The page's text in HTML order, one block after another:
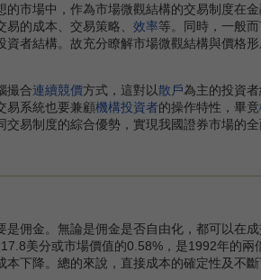
的市場中，作為市場微觀結構的交易制度在
的成本、交易策略、 效率等。同時，一般
者結構。故充分瞭解市場微觀結構與價格
撮合連續競價方式，這對以散戶為主的投資
易系統也要兼顧機構投資者的操作特性，畢竟
易制度的綜合優勢，實現我國證券市場的全
是佣金。無論是佣金是否自由化，都可以在
美分或市場價值的0.58%，是1992年的
下降。總的來說，直接成本的確定性及不